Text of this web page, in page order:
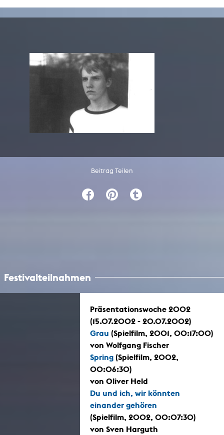
Beitrag Teilen
Festivalteilnahmen
Präsentationswoche 2002
(15.07.2002 - 20.07.2002)
Grau (Spielfilm, 2001, 00:17:00)
von Wolfgang Fischer
Spring (Spielfilm, 2002,
00:06:30)
von Oliver Held
Du und ich, wir könnten
einander gehören
(Spielfilm, 2002, 00:07:30)
von Sven Harguth